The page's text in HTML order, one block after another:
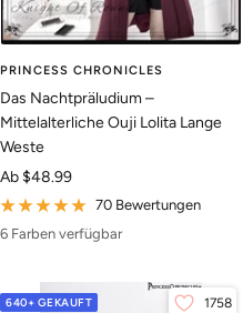
PRINCESS CHRONICLES
Das Nachtpräludium –
Mittelalterliche Ouji Lolita Lange
Weste
Angebotspreis
Ab $48.99
70 Bewertungen
6 Farben verfügbar
640+ GEKAUFT
1758